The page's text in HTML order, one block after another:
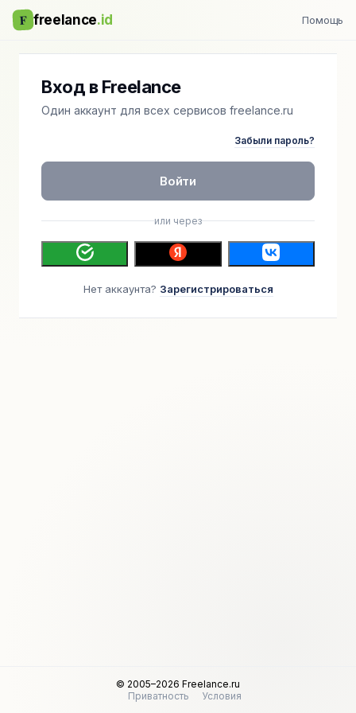
F freelance.id Помощь
Вход в Freelance
Один аккаунт для всех сервисов freelance.ru
Забыли пароль?
Войти
или через
Нет аккаунта? Зарегистрироваться
© 2005–2026 Freelance.ru
Приватность
Условия